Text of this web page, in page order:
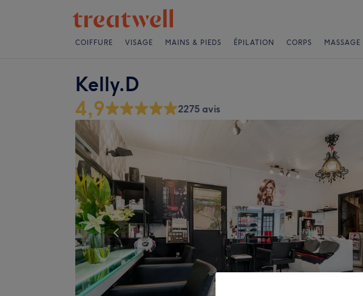
COIFFURE VISAGE MAINS & PIEDS ÉPILATION CORPS MASSAGE
Kelly.D
4,9 2275 avis